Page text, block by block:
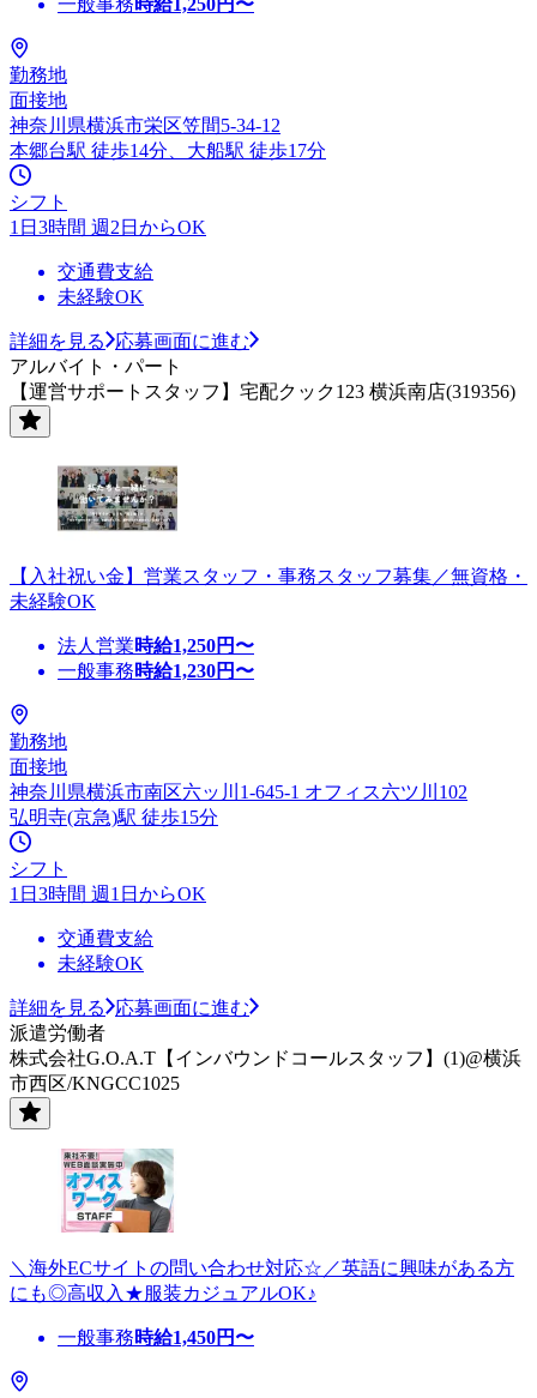
勤務地
面接地
神奈川県横浜市栄区笠間5-34-12
本郷台駅 徒歩14分、大船駅 徒歩17分
シフト
1日3時間 週2日からOK
交通費支給
未経験OK
詳細を見る
応募画面に進む
アルバイト・パート
【運営サポートスタッフ】宅配クック123 横浜南店(319356)
【入社祝い金】営業スタッフ・事務スタッフ募集／無資格・
未経験OK
法人営業時給1,250円〜
一般事務時給1,230円〜
勤務地
面接地
神奈川県横浜市南区六ッ川1-645-1 オフィス六ツ川102
弘明寺(京急)駅 徒歩15分
シフト
1日3時間 週1日からOK
交通費支給
未経験OK
詳細を見る
応募画面に進む
派遣労働者
株式会社G.O.A.T【インバウンドコールスタッフ】(1)@横浜
市西区/KNGCC1025
＼海外ECサイトの問い合わせ対応☆／英語に興味がある方
にも◎高収入★服装カジュアルOK♪
一般事務時給1,450円〜